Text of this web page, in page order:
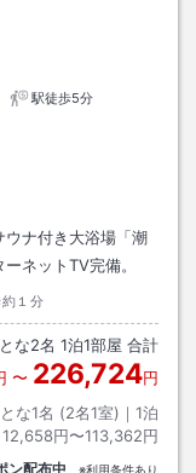
駅徒歩5分
ナ付き大浴場「潮
ネットTV完備。
１分
な2名 1泊1部屋 合計
〜 226,724円
な1名 (2名1室)｜ 1泊
12,658円〜113,362円
ン配布中 ※利用条件あり